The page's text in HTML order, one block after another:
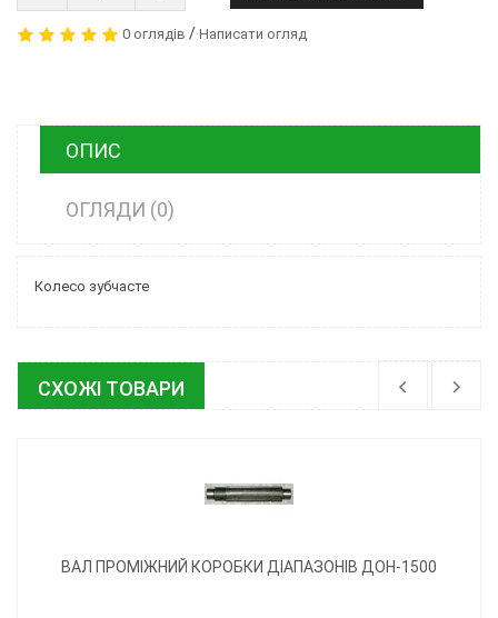
0 оглядів / Написати огляд
ОПИС
ОГЛЯДИ (0)
Колесо зубчасте
СХОЖІ ТОВАРИ
ВАЛ ПРОМІЖНИЙ КОРОБКИ ДІАПАЗОНІВ ДОН-1500